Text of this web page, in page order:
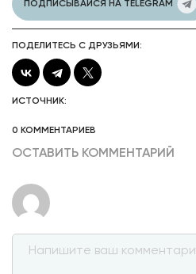
ПОДПИСЫВАЙСЯ НА TELEGRAM
ПОДЕЛИТЕСЬ С ДРУЗЬЯМИ:
ИСТОЧНИК:
0 КОММЕНТАРИЕВ
ОСТАВИТЬ КОММЕНТАРИЙ